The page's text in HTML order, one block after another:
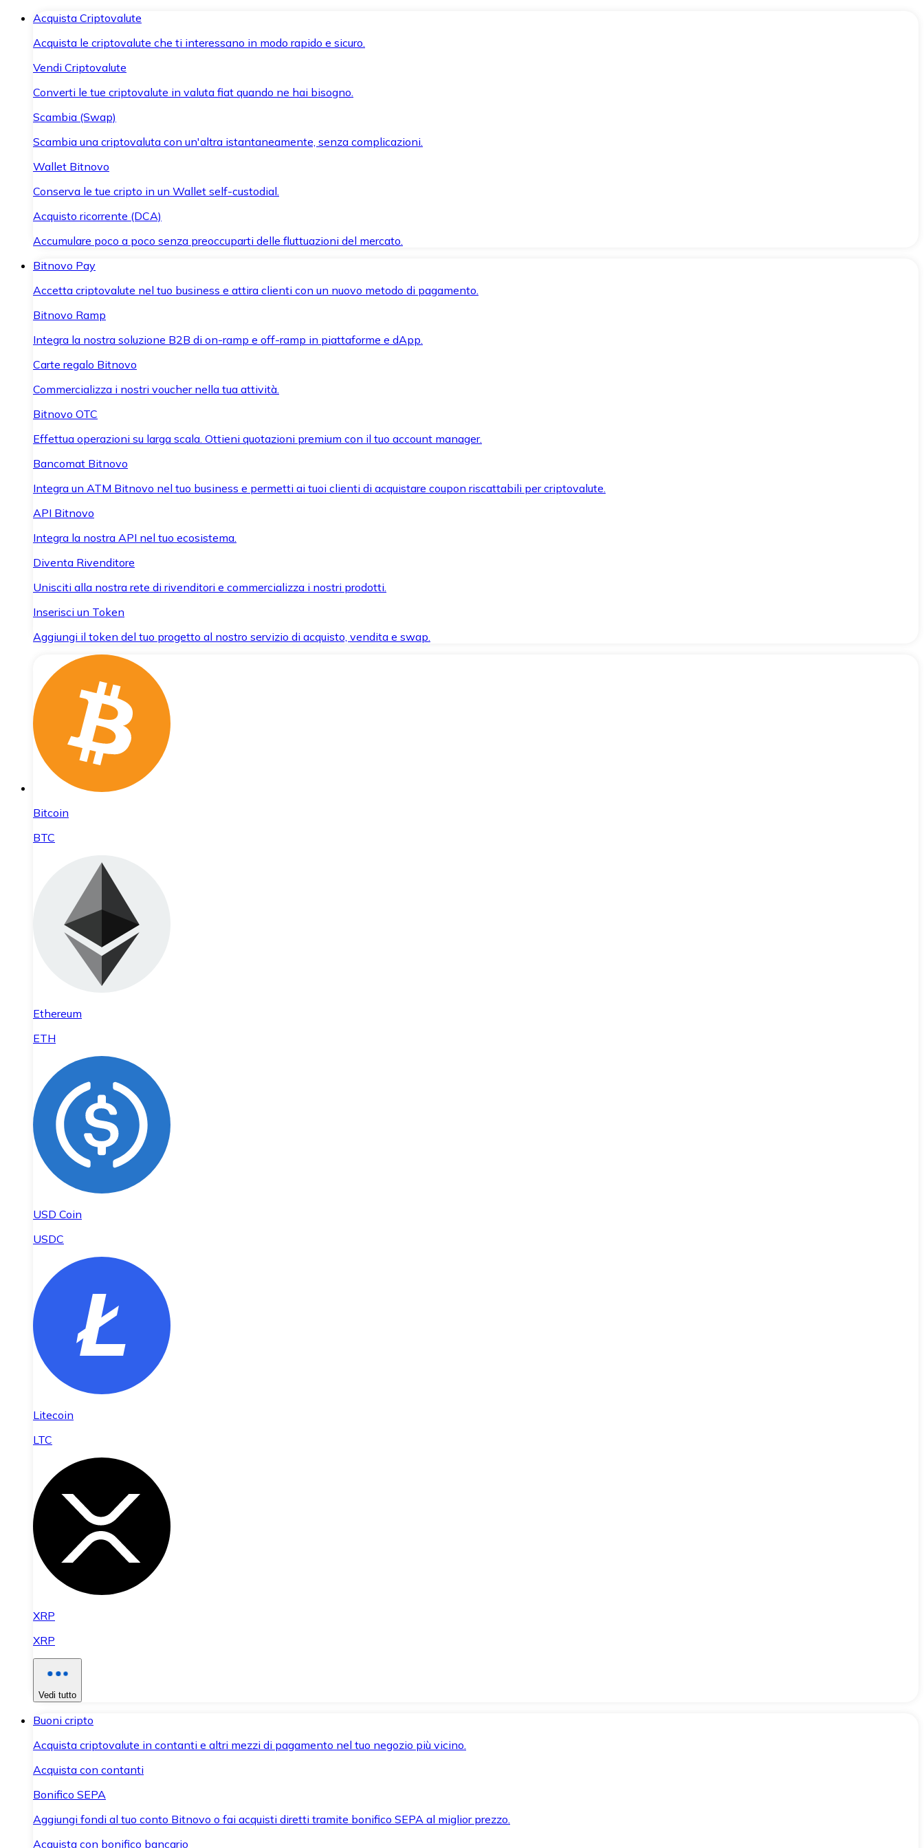
Acquista Criptovalute
Acquista le criptovalute che ti interessano in modo rapido e sicuro.
Vendi Criptovalute
Converti le tue criptovalute in valuta fiat quando ne hai bisogno.
Scambia (Swap)
Scambia una criptovaluta con un'altra istantaneamente, senza complicazioni.
Wallet Bitnovo
Conserva le tue cripto in un Wallet self-custodial.
Acquisto ricorrente (DCA)
Accumulare poco a poco senza preoccuparti delle fluttuazioni del mercato.
Bitnovo Pay
Accetta criptovalute nel tuo business e attira clienti con un nuovo metodo di pagamento.
Bitnovo Ramp
Integra la nostra soluzione B2B di on-ramp e off-ramp in piattaforme e dApp.
Carte regalo Bitnovo
Commercializza i nostri voucher nella tua attività.
Bitnovo OTC
Effettua operazioni su larga scala. Ottieni quotazioni premium con il tuo account manager.
Bancomat Bitnovo
Integra un ATM Bitnovo nel tuo business e permetti ai tuoi clienti di acquistare coupon riscattabili per criptovalute.
API Bitnovo
Integra la nostra API nel tuo ecosistema.
Diventa Rivenditore
Unisciti alla nostra rete di rivenditori e commercializza i nostri prodotti.
Inserisci un Token
Aggiungi il token del tuo progetto al nostro servizio di acquisto, vendita e swap.
Bitcoin
BTC
Ethereum
ETH
USD Coin
USDC
Litecoin
LTC
XRP
XRP
Vedi tutto
Buoni cripto
Acquista criptovalute in contanti e altri mezzi di pagamento nel tuo negozio più vicino.
Acquista con contanti
Bonifico SEPA
Aggiungi fondi al tuo conto Bitnovo o fai acquisti diretti tramite bonifico SEPA al miglior prezzo.
Acquista con bonifico bancario